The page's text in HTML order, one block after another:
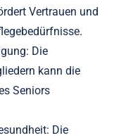
Vertrauen und
Die
kann die
Seniors
Die